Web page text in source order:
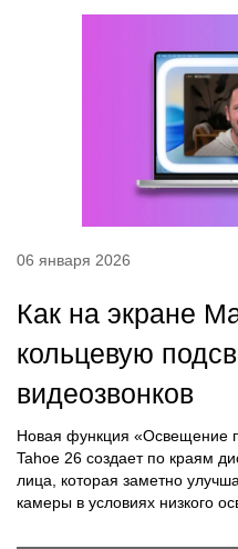
06 января 2026
Как на экране
кольцевую
видеозвонков
Новая функция «Освещение
Tahoe 26 создает по краям
лица, которая заметно
камеры в условиях низкого